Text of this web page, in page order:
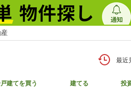
最近
建てを買う 建てる 投